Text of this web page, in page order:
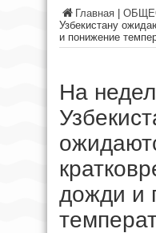
Главная
Узбекистану
и понижение
На
дожди и